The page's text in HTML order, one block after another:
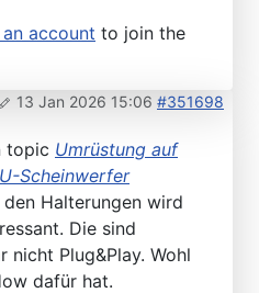
account to join the
13 Jan 2026 15:06 #351698
topic Umrüstung auf
Scheinwerfer
Halterungen wird
Die sind
nicht Plug&Play. Wohl
dafür hat.